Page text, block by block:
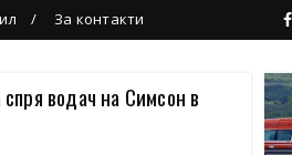
За контакти
водач на Симсон в